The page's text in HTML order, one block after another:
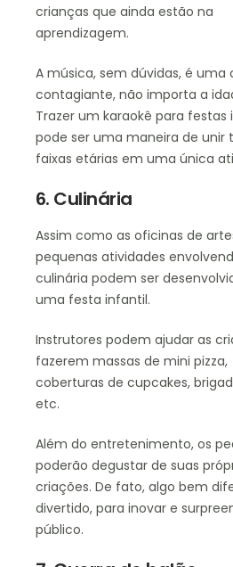
crianças que ainda estão na
aprendizagem.
A música, sem dúvidas, é uma
contagiante, não importa a
Trazer um karaokê para festas
pode ser uma maneira de unir
faixas etárias em uma única
6. Culinária
Assim como as oficinas de
pequenas atividades
culinária podem ser
uma festa infantil.
Instrutores podem ajudar as
fazerem massas de mini pizza,
coberturas de cupcakes,
etc.
Além do entretenimento, os
poderão degustar de suas
criações. De fato, algo bem
divertido, para inovar e
público.